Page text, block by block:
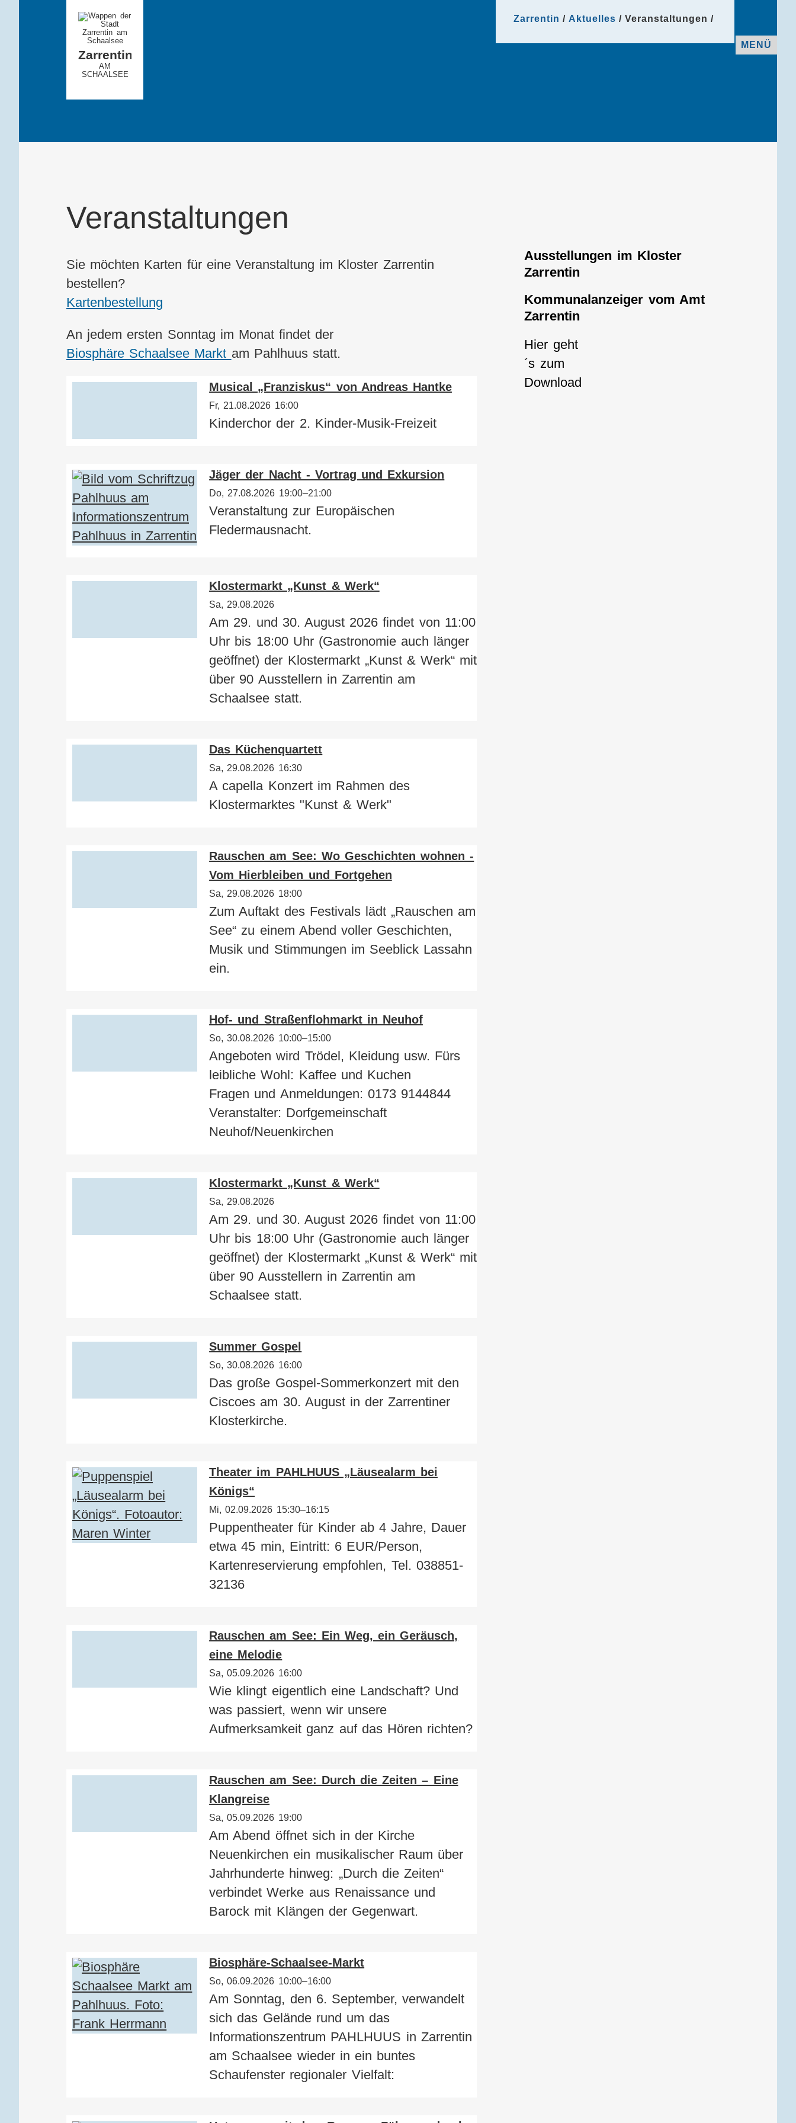
MENÜ
Zarrentin
AM
SCHAALSEE
Zarrentin Aktuelles Veranstaltungen
Veranstaltungen
Sie möchten Karten für eine Veranstaltung im Kloster Zarrentin
bestellen?
Kartenbestellung
An jedem ersten Sonntag im Monat findet der
Biosphäre Schaalsee Markt am Pahlhuus statt.
Musical „Franziskus“ von Andreas Hantke
Fr, 21.08.2026 16:00
Kinderchor der 2. Kinder-Musik-Freizeit
Jäger der Nacht - Vortrag und Exkursion
Do, 27.08.2026 19:00–21:00
Veranstaltung zur Europäischen
Fledermausnacht.
Klostermarkt „Kunst & Werk“
Sa, 29.08.2026
Am 29. und 30. August 2026 findet von 11:00
Uhr bis 18:00 Uhr (Gastronomie auch länger
geöffnet) der Klostermarkt „Kunst & Werk“ mit
über 90 Ausstellern in Zarrentin am
Schaalsee statt.
Das Küchenquartett
Sa, 29.08.2026 16:30
A capella Konzert im Rahmen des
Klostermarktes "Kunst & Werk"
Rauschen am See: Wo Geschichten wohnen -
Vom Hierbleiben und Fortgehen
Sa, 29.08.2026 18:00
Zum Auftakt des Festivals lädt „Rauschen am
See“ zu einem Abend voller Geschichten,
Musik und Stimmungen im Seeblick Lassahn
ein.
Hof- und Straßenflohmarkt in Neuhof
So, 30.08.2026 10:00–15:00
Angeboten wird Trödel, Kleidung usw. Fürs
leibliche Wohl: Kaffee und Kuchen
Fragen und Anmeldungen: 0173 9144844
Veranstalter: Dorfgemeinschaft
Neuhof/Neuenkirchen
Klostermarkt „Kunst & Werk“
Sa, 29.08.2026
Am 29. und 30. August 2026 findet von 11:00
Uhr bis 18:00 Uhr (Gastronomie auch länger
geöffnet) der Klostermarkt „Kunst & Werk“ mit
über 90 Ausstellern in Zarrentin am
Schaalsee statt.
Summer Gospel
So, 30.08.2026 16:00
Das große Gospel-Sommerkonzert mit den
Ciscoes am 30. August in der Zarrentiner
Klosterkirche.
Theater im PAHLHUUS „Läusealarm bei
Königs“
Mi, 02.09.2026 15:30–16:15
Puppentheater für Kinder ab 4 Jahre, Dauer
etwa 45 min, Eintritt: 6 EUR/Person,
Kartenreservierung empfohlen, Tel. 038851-
32136
Rauschen am See: Ein Weg, ein Geräusch,
eine Melodie
Sa, 05.09.2026 16:00
Wie klingt eigentlich eine Landschaft? Und
was passiert, wenn wir unsere
Aufmerksamkeit ganz auf das Hören richten?
Rauschen am See: Durch die Zeiten – Eine
Klangreise
Sa, 05.09.2026 19:00
Am Abend öffnet sich in der Kirche
Neuenkirchen ein musikalischer Raum über
Jahrhunderte hinweg: „Durch die Zeiten“
verbindet Werke aus Renaissance und
Barock mit Klängen der Gegenwart.
Biosphäre-Schaalsee-Markt
So, 06.09.2026 10:00–16:00
Am Sonntag, den 6. September, verwandelt
sich das Gelände rund um das
Informationszentrum PAHLHUUS in Zarrentin
am Schaalsee wieder in ein buntes
Schaufenster regionaler Vielfalt:
Ausstellungen im Kloster
Zarrentin
Kommunalanzeiger vom Amt
Zarrentin
Hier geht
´s zum
Download